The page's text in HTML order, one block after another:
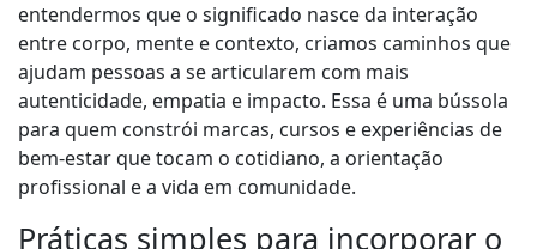
entendermos que o significado nasce da interação
entre corpo, mente e contexto, criamos caminhos que
ajudam pessoas a se articularem com mais
autenticidade, empatia e impacto. Essa é uma bússola
para quem constrói marcas, cursos e experiências de
bem-estar que tocam o cotidiano, a orientação
profissional e a vida em comunidade.
Práticas simples para incorporar o